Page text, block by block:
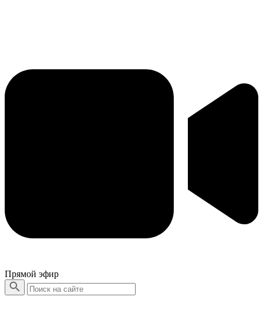
Прямой эфир